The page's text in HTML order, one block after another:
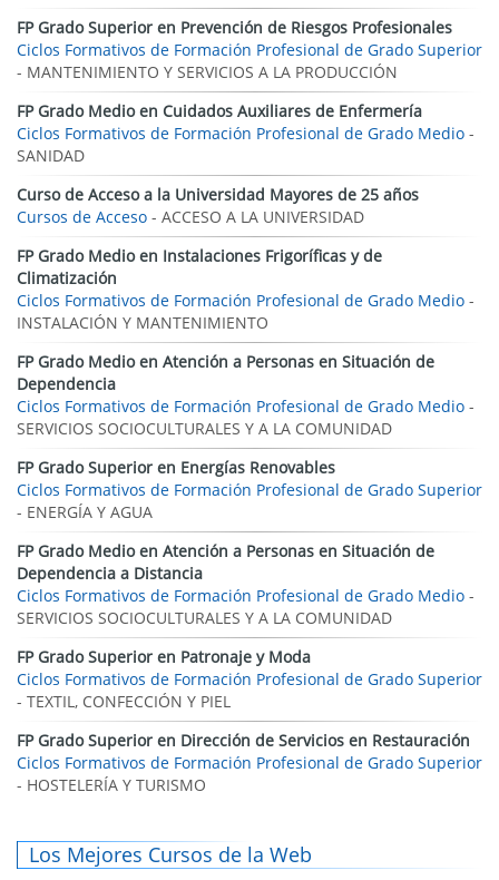
FP Grado Superior en Prevención de Riesgos Profesionales
Ciclos Formativos de Formación Profesional de Grado Superior
- MANTENIMIENTO Y SERVICIOS A LA PRODUCCIÓN
FP Grado Medio en Cuidados Auxiliares de Enfermería
Ciclos Formativos de Formación Profesional de Grado Medio -
SANIDAD
Curso de Acceso a la Universidad Mayores de 25 años
Cursos de Acceso - ACCESO A LA UNIVERSIDAD
FP Grado Medio en Instalaciones Frigoríficas y de
Climatización
Ciclos Formativos de Formación Profesional de Grado Medio -
INSTALACIÓN Y MANTENIMIENTO
FP Grado Medio en Atención a Personas en Situación de
Dependencia
Ciclos Formativos de Formación Profesional de Grado Medio -
SERVICIOS SOCIOCULTURALES Y A LA COMUNIDAD
FP Grado Superior en Energías Renovables
Ciclos Formativos de Formación Profesional de Grado Superior
- ENERGÍA Y AGUA
FP Grado Medio en Atención a Personas en Situación de
Dependencia a Distancia
Ciclos Formativos de Formación Profesional de Grado Medio -
SERVICIOS SOCIOCULTURALES Y A LA COMUNIDAD
FP Grado Superior en Patronaje y Moda
Ciclos Formativos de Formación Profesional de Grado Superior
- TEXTIL, CONFECCIÓN Y PIEL
FP Grado Superior en Dirección de Servicios en Restauración
Ciclos Formativos de Formación Profesional de Grado Superior
- HOSTELERÍA Y TURISMO
Los Mejores Cursos de la Web